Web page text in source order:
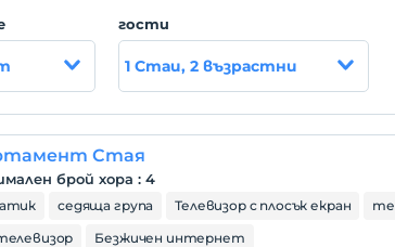
гости
1 Стаи, 2 възрастни
Стая
брой хора :4
седяща група Телевизор с плосък екран
Безжичен интернет